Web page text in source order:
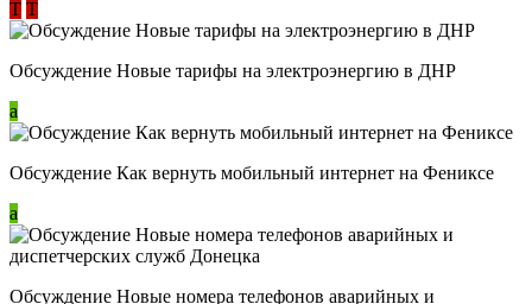
Т Т
Обсуждение Новые тарифы на электроэнергию в ДНР
a
Обсуждение Как вернуть мобильный интернет на Фениксе
a
Обсуждение Новые номера телефонов аварийных и